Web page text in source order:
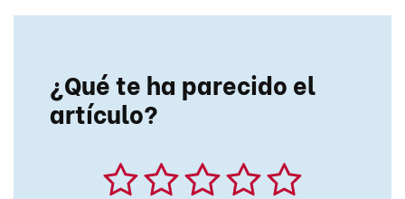
¿Qué te ha parecido el
artículo?